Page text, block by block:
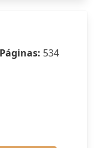
534